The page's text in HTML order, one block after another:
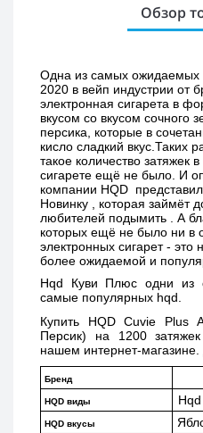
Обзор
Одна из самых ожидаемых
2020 в вейп индустрии от
электронная сигарета в
вкусом со вкусом сочного
персика, которые в
кисло сладкий вкус. Таких
такое количество затяжек
сигарете ещё не было. И
компании HQD
Новинку , которая займёт
любителей подымить . А
которых ещё не было ни в
электронных сигарет - это
более ожидаемой и
Hqd Куви Плюс одни из
самые популярных hqd.
Купить HQD Cuvie Plus
Персик) на 1200
нашем интернет-магазине.
Бренд
HQD виды
HQD вкусы